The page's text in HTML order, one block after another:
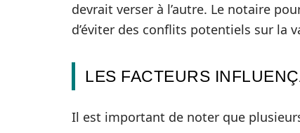
devrait verser à l’autre. Le notaire
d’éviter des conflits potentiels sur la
LES FACTEURS
Il est important de noter que